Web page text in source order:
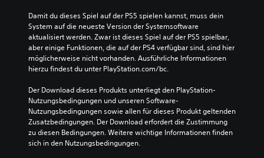
Damit du dieses Spiel auf der PS5 spielen kannst, muss dein
System auf die neueste Version der Systemsoftware
aktualisiert werden. Zwar ist dieses Spiel auf der PS5 spielbar,
aber einige Funktionen, die auf der PS4 verfügbar sind, sind hier
möglicherweise nicht vorhanden. Ausführliche Informationen
hierzu findest du unter PlayStation.com/bc.
Der Download dieses Produkts unterliegt den PlayStation-
Nutzungsbedingungen und unseren Software-
Nutzungsbedingungen sowie allen für dieses Produkt geltenden
Zusatzbedingungen. Der Download erfordert die Zustimmung
zu diesen Bedingungen. Weitere wichtige Informationen finden
sich in den Nutzungsbedingungen.